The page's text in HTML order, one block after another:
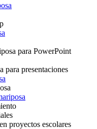
para PowerPoint
para presentaciones
proyectos escolares